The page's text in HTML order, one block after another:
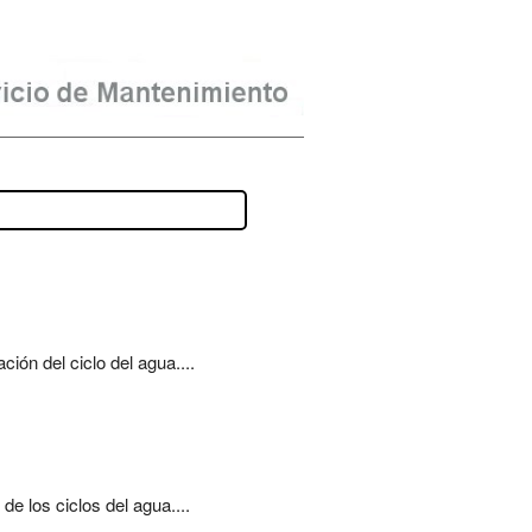
del ciclo del agua....
los ciclos del agua....